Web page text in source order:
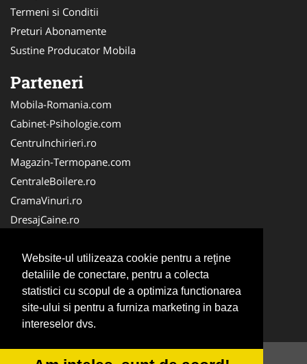
Website-ul utilizeaza cookie pentru a reţine
detaliile de conectare, pentru a colecta
statistici cu scopul de a optimiza functionarea
site-ului si pentru a furniza marketing in baza
intereselor dvs.
Termeni si Conditii
Preturi Abonamente
Sustine Producator Mobila
Parteneri
Mobila-Romania.com
Cabinet-Psihologie.com
CentruInchirieri.ro
Magazin-Termopane.com
CentraleBoilere.ro
CramaVinuri.ro
DresajCaine.ro
Alpinist-Utilitar.com
Birouri-Cadastru.ro
FirmaTractariAuto.ro
Service-Reparatii.com